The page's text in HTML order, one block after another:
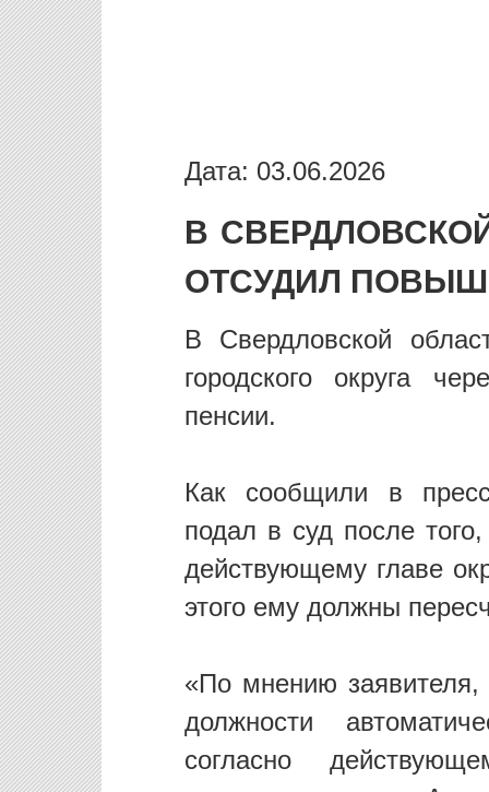
Дата: 03.06.2026
В
ОТСУДИЛ
В Свердловской
городского округа
пенсии.
Как сообщили в
подал в суд после
действующему главе
этого ему должны
«По мнению
должности
согласно